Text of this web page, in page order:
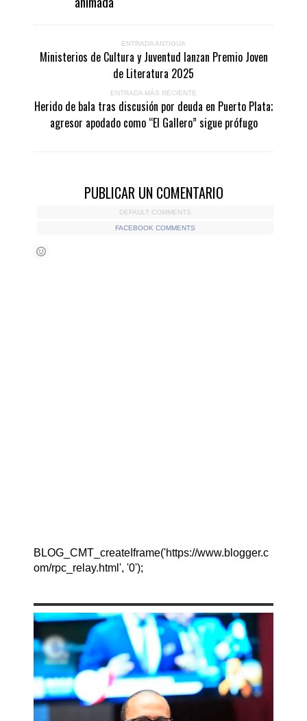
ENTRADA ANTIGUA
Ministerios de Cultura y Juventud lanzan Premio Joven
de Literatura 2025
ENTRADA MÁS RECIENTE
Herido de bala tras discusión por deuda en Puerto Plata;
agresor apodado como “El Gallero” sigue prófugo
PUBLICAR UN COMENTARIO
DEFAULT COMMENTS
FACEBOOK COMMENTS
BLOG_CMT_createIframe('https://www.blogger.c
om/rpc_relay.html', '0');